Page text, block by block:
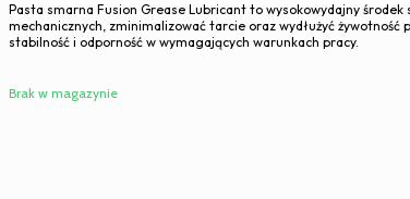
Pasta smarna Fusion Grease Lubricant to wysokowydajny
mechanicznych, zminimalizować tarcie oraz wydłużyć
stabilność i odporność w wymagających warunkach pracy.
Brak w magazynie